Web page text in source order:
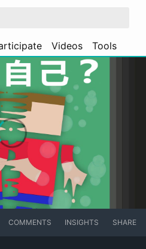
Videos Tools
COMMENTS INSIGHTS SHARE